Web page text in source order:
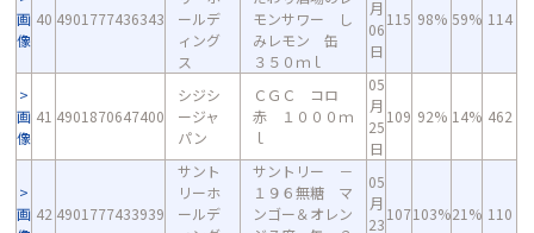
画
像
40 4901777436343
ールデ
ィング
ス
モンサワー し
みレモン 缶
３５０ｍｌ
月
06
日
115 98% 59% 114
画
像
41 4901870647400
シジシ
ージャ
パン
ＣＧＣ コロ
赤 １０００ｍ
ｌ
05
月
25
日
109 92% 14% 462
画 42 4901777433939
サント
リーホ
ールデ
サントリー －
１９６無糖 マ
ンゴー＆オレン
05
月
23
107103%21% 110